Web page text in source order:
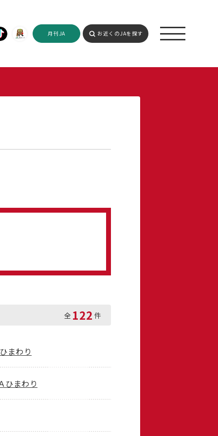
月刊JA お近くのJAを探す
全 122 件
まわり
ひまわり